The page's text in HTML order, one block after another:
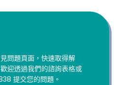
問題頁面，快速取得解
迎透過我們的諮詢表格或
提交您的問題。